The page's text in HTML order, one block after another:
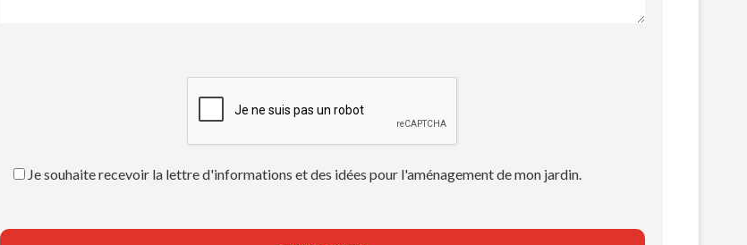
Je souhaite recevoir la lettre d'informations et des idées pour l'aménagement de mon jardin.